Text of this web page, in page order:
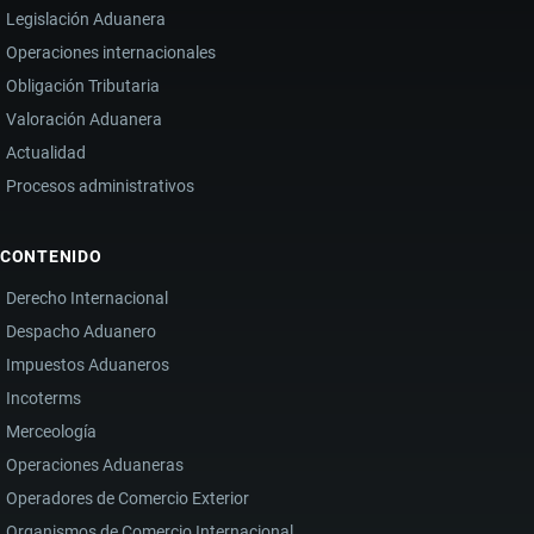
Legislación Aduanera
Operaciones internacionales
Obligación Tributaria
Valoración Aduanera
Actualidad
Procesos administrativos
CONTENIDO
Derecho Internacional
Despacho Aduanero
Impuestos Aduaneros
Incoterms
Merceología
Operaciones Aduaneras
Operadores de Comercio Exterior